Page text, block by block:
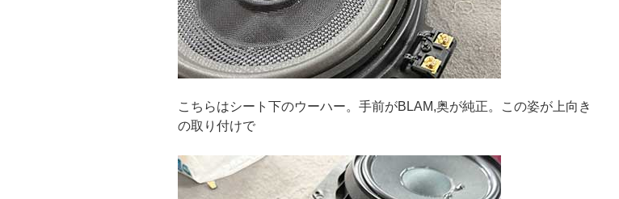
こちらはシート下のウーハー。手前がBLAM,奥が純正。この姿が上向き
の取り付けで